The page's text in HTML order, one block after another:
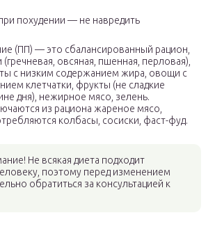
похудении — не навредить
(ПП) — это сбалансированный рацион,
овсяная, пшенная, перловая),
с низким содержанием жира, овощи с
клетчатки, фрукты (не сладкие
дня), нежирное мясо, зелень.
из рациона жареное мясо,
колбасы, сосиски, фаст-фуд.
Не всякая диета подходит
поэтому перед изменением
обратиться за консультацией к